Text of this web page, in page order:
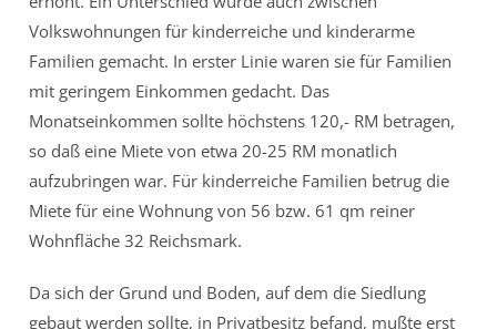
Volkswohnungen für kinderreiche und kinderarme
Familien gemacht. In erster Linie waren sie für Familien
mit geringem Einkommen gedacht. Das
Monatseinkommen sollte höchstens 120,- RM betragen,
so daß eine Miete von etwa 20-25 RM monatlich
aufzubringen war. Für kinderreiche Familien betrug die
Miete für eine Wohnung von 56 bzw. 61 qm reiner
Wohnfläche 32 Reichsmark.
Da sich der Grund und Boden, auf dem die Siedlung
gebaut werden sollte, in Privatbesitz befand, mußte erst